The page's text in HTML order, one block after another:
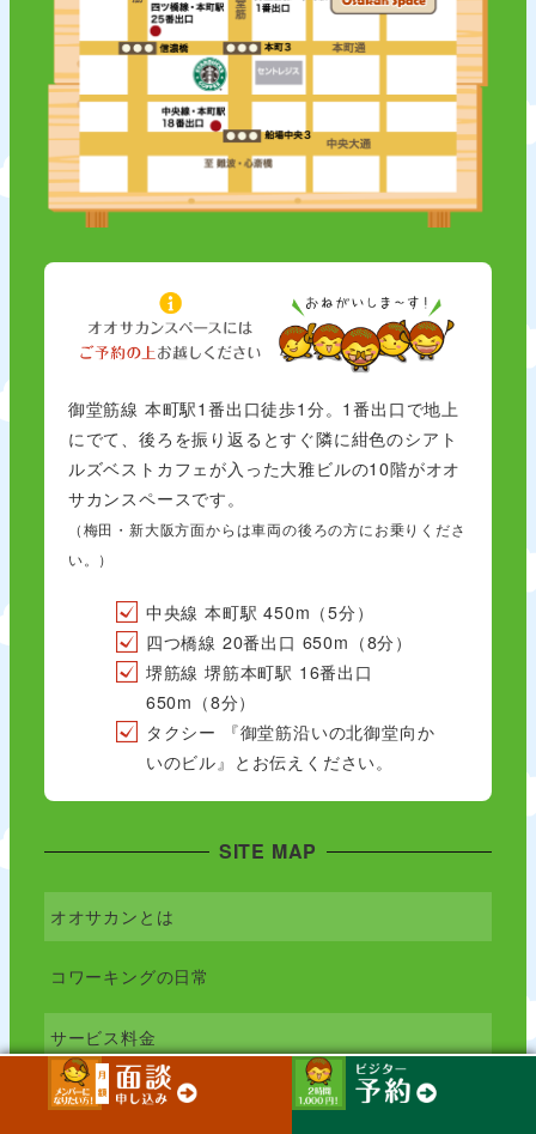
御堂筋線 本町駅1番出口徒歩1分。1番出口で地上
にでて、後ろを振り返るとすぐ隣に紺色のシアト
ルズベストカフェが入った大雅ビルの10階がオオ
サカンスペースです。
（梅田・新大阪方面からは車両の後ろの方にお乗りくださ
い。）
中央線 本町駅 450m（5分）
四つ橋線 20番出口 650m（8分）
堺筋線 堺筋本町駅 16番出口
650m（8分）
タクシー 『御堂筋沿いの北御堂向か
いのビル』とお伝えください。
SITE MAP
オオサカンとは
コワーキングの日常
サービス料金
メンター制度